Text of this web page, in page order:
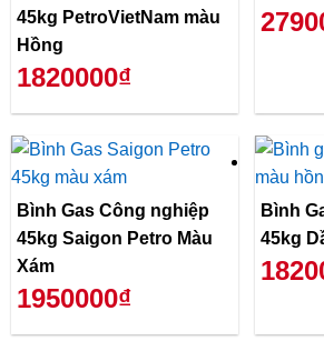
45kg PetroVietNam màu
Hồng
1820000₫
Bình Gas Công nghiệp
45kg Saigon Petro Màu
Xám
1950000₫
Bình
45kg